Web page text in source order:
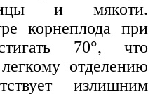
и мякоти.
корнеплода при
70°, что
отделению
излишним